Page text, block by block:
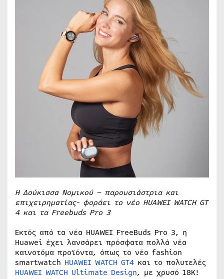
Η Δούκισσα Νομικού – παρουσιάστρια και
επιχειρηματίας- φοράει το νέο HUAWEI WATCH GT
4 και τα Freebuds Pro 3
Εκτός από τα νέα HUAWEI FreeBuds Pro 3, η
Huawei έχει λανσάρει πρόσφατα πολλά νέα
καινοτόμα προϊόντα, όπως το νέο fashion
smartwatch HUAWEI WATCH GT4 και το πολυτελές
HUAWEI WATCH Ultimate Design, με χρυσό 18K!